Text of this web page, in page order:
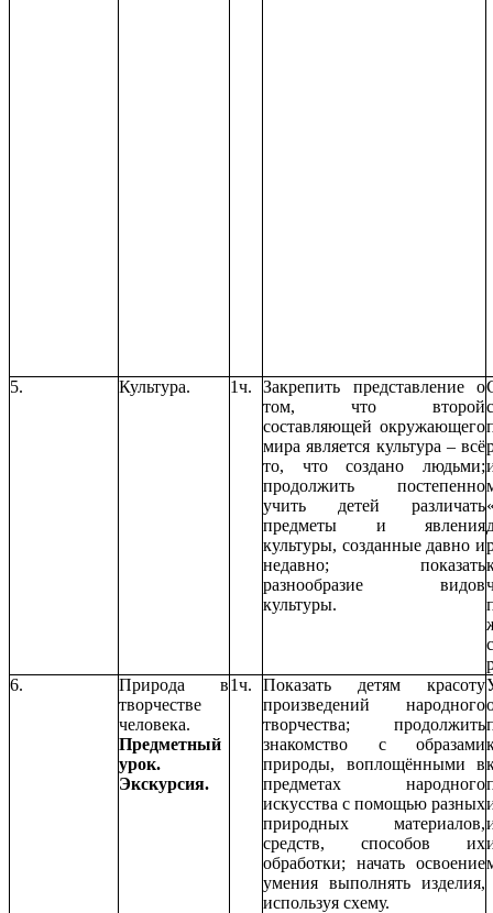
5. Культура. 1ч.
Закрепить представление о
том, что второй
составляющей окружающего
мира является культура – всё
то, что создано людьми;
продолжить постепенно
учить детей различать
предметы и явления
культуры, созданные давно и
недавно; показать
разнообразие видов
культуры.
6.
Природа в
творчестве
человека.
Предметный
урок.
Экскурсия.
1ч.
Показать детям красоту
произведений народного
творчества; продолжить
знакомство с образами
природы, воплощёнными в
предметах народного
искусства с помощью разных
природных материалов,
средств, способов их
обработки; начать освоение
умения выполнять изделия,
используя схему.